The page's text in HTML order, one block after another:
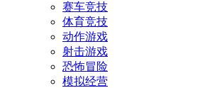
赛车竞技
体育竞技
动作游戏
射击游戏
恐怖冒险
模拟经营